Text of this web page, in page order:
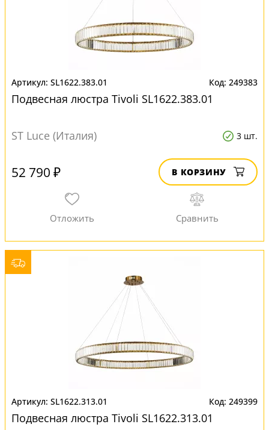
SL1622.383.01 249383
Подвесная люстра Tivoli SL1622.383.01
ST Luce (Италия) 3 шт.
52 790 ₽ В КОРЗИНУ
SL1622.313.01 249399
Подвесная люстра Tivoli SL1622.313.01